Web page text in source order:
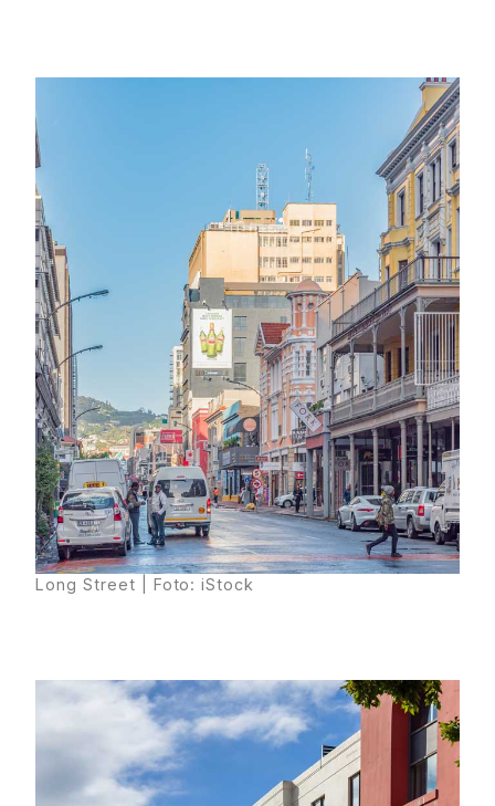
Long Street | Foto: iStock